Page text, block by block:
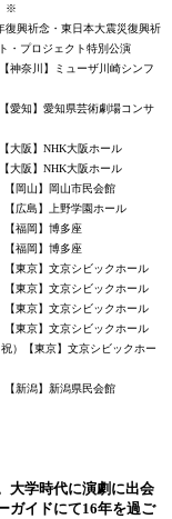
※
復興祈念・東日本大震災復興祈
・プロジェクト特別公演
神奈川】ミューザ川崎シンフ
愛知】愛知県芸術劇場コンサ
大阪】NHK大阪ホール
大阪】NHK大阪ホール
【岡山】岡山市民会館
【広島】上野学園ホール
【福岡】博多座
【福岡】博多座
【東京】文京シビックホール
【東京】文京シビックホール
【東京】文京シビックホール
【東京】文京シビックホール
）【東京】文京シビックホー
【新潟】新潟県民会館
大学時代に演劇に出会
ガイドにて16年を過ご